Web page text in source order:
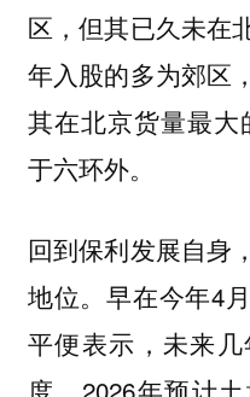
区，但其已久未在
年入股的多为郊区
其在北京货量最大
于六环外。
回到保利发展自身
地位。早在今年4
平便表示，未来
度，2026年预计